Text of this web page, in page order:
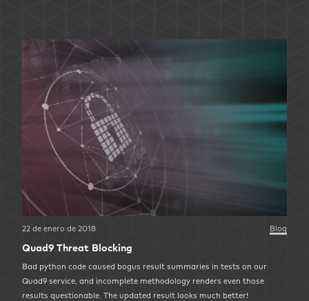
22 de enero de 2018 Blog
Quad9 Threat Blocking
Bad python code caused bogus result summaries in tests on our
Quad9 service, and incomplete methodology renders even those
results questionable. The updated result looks much better!